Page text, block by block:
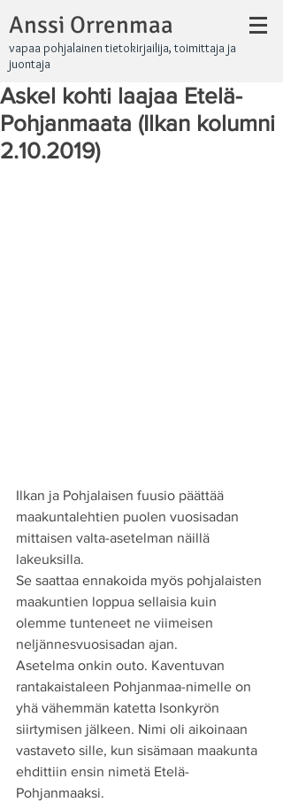
Anssi Orrenmaa
vapaa pohjalainen tietokirjailija, toimittaja ja
juontaja
Askel kohti laajaa Etelä-
Pohjanmaata (Ilkan kolumni
2.10.2019)
Ilkan ja Pohjalaisen fuusio päättää
maakuntalehtien puolen vuosisadan
mittaisen valta-asetelman näillä
lakeuksilla.
Se saattaa ennakoida myös pohjalaisten
maakuntien loppua sellaisia kuin
olemme tunteneet ne viimeisen
neljännesvuosisadan ajan.
Asetelma onkin outo. Kaventuvan
rantakaistaleen Pohjanmaa-nimelle on
yhä vähemmän katetta Isonkyrön
siirtymisen jälkeen. Nimi oli aikoinaan
vastaveto sille, kun sisämaan maakunta
ehdittiin ensin nimetä Etelä-
Pohjanmaaksi.